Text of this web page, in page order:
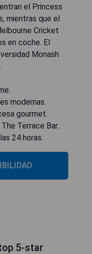
el Princess
mientras que el
Cricket
en coche. El
Monash
modernas.
gourmet.
Terrace Bar.
24 horas.
5-star